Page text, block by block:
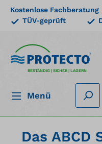
springen
Kostenlose Fachberatung
TÜV-geprüft
BESTÄNDIG | SICHER | LAGERN
Menü
Das ABCD